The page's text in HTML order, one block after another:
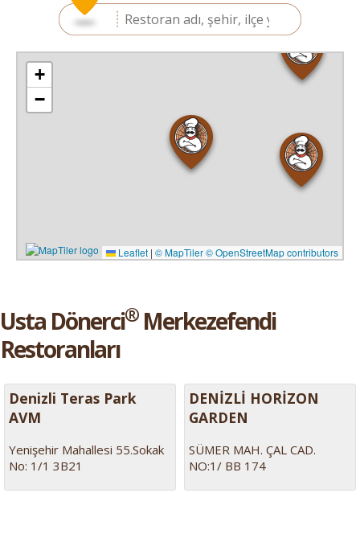
+
−
Leaflet | © MapTiler© OpenStreetMap contributors
Usta Dönerci®Merkezefendi
Restoranları
Denizli Teras Park
AVM
Yenişehir Mahallesi 55.Sokak
No: 1/1 3B21
DENİZLİ HORİZON
GARDEN
SÜMER MAH. ÇAL CAD.
NO:1/ BB 174